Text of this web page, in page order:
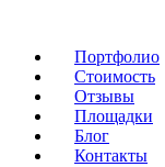
Портфолио
Стоимость
Отзывы
Площадки
Блог
Контакты